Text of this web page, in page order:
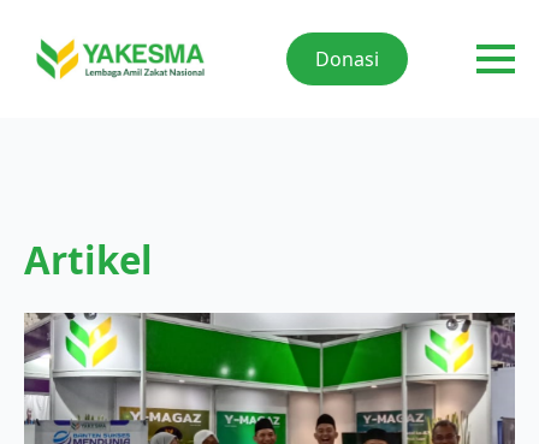
Donasi
Artikel